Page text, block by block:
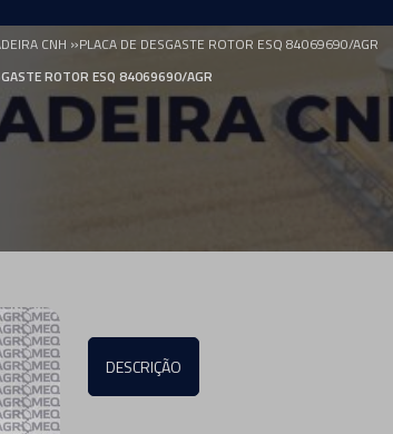
CNH »PLACA DE DESGASTE ROTOR ESQ 84069690/AGR
ROTOR ESQ 84069690/AGR
DESCRIÇÃO